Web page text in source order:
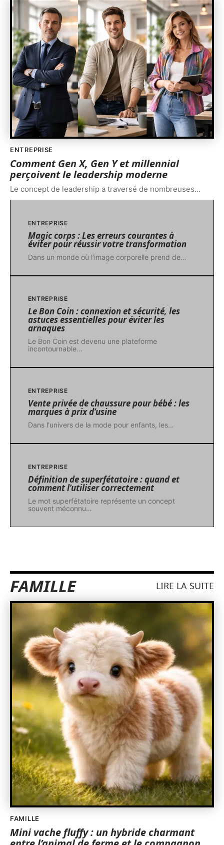
ENTREPRISE
Comment Gen X, Gen Y et millennial
perçoivent le leadership moderne
Le concept de leadership a traversé de nombreuses…
ENTREPRISE
Magic corps : Les erreurs courantes à
éviter pour réussir votre transformation
Dans un monde où l'image corporelle prend de…
ENTREPRISE
Le Bon Coin : connexion et sécurité, les
astuces essentielles pour éviter les
arnaques
Le Bon Coin est devenu une plateforme
incontournable…
ENTREPRISE
Vente privée de chaussure pour bébé : les
marques à prix d’usine
Dans l'univers de la mode pour enfants, les…
ENTREPRISE
Définition de superfétatoire : quand et
comment l’utiliser correctement
Le mot superfétatoire représente un concept
souvent méconnu…
FAMILLE LIRE LA SUITE
FAMILLE
Mini vache fluffy : un hybride charmant